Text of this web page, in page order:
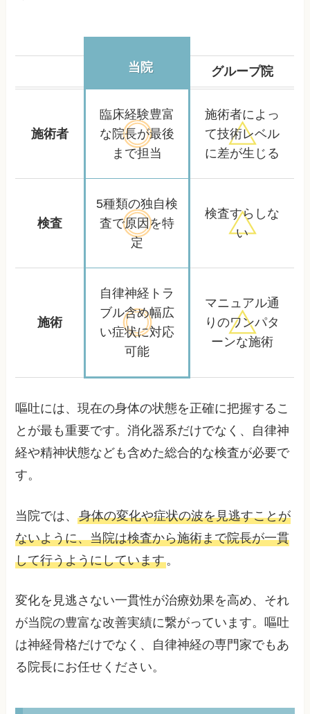
当院 グループ院
施術者
臨床経験豊富
な院長が最後
まで担当
施術者によっ
て技術レベル
に差が生じる
検査
5種類の独自検
査で原因を特
定
検査すらしな
い
施術
自律神経トラ
ブル含め幅広
い症状に対応
可能
マニュアル通
りのワンパタ
ーンな施術
嘔吐には、現在の身体の状態を正確に把握するこ
とが最も重要です。消化器系だけでなく、自律神
経や精神状態なども含めた総合的な検査が必要で
す。
当院では、身体の変化や症状の波を見逃すことが
ないように、当院は検査から施術まで院長が一貫
して行うようにしています。
変化を見逃さない一貫性が治療効果を高め、それ
が当院の豊富な改善実績に繋がっています。嘔吐
は神経骨格だけでなく、自律神経の専門家でもあ
る院長にお任せください。